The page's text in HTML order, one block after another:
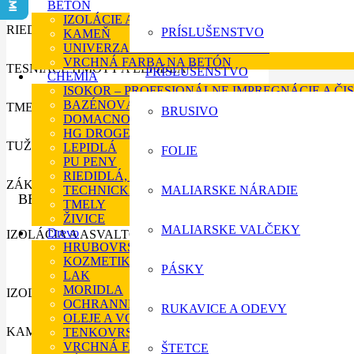
PRÍSLUŠENSTVO
PRÍSLUŠENSTVO
BRUSIVO
FOLIE
MALIARSKE NÁRADIE
MALIARSKE VALČEKY
PÁSKY
RUKAVICE A ODEVY
ŠTETCE
BETÓN
IZOLÁCIE A ASFALTOVE NÁTERY
KAMEŇ
UNIVERZALNÁ FARBA NA BETÓN
VRCHNÁ FARBA NA BETÓN
CHEMIA
ISOKOR – PROFESIONÁLNE IMPREGNÁCIE A
BAZÉNOVÁ CHÉMIA
DOMACNOSŤ
HG DROGERIA
LEPIDLÁ
PU PENY
RIEDIDLÁ, TUŽIDLÁ A ODSTRAŇOVAČE
TECHNICKÉ KVAPALINY
TMELY
ŽIVICE
Drevo
HRUBOVRSTVÉ LAZÚRY
KOZMETIKA PRE DREVO
LAK
MORIDLA
OCHRANNÉ NAPUŠŤADLO
OLEJE A VOSKY
TENKOVRSTVÉ LAZÚRY
VRCHNÁ FARBA NA DREVO
RIEDIDLÁ A ODMASŤOVAČE
TESNIACE HMOTY A LEPIDLÁ
TMELY
TUŽIDLA
ZÁKLADNÉ FARBY
BETÓN
IZOLÁCIA A ASVALTOVE NÁTERY
IZOLÁCIE A ASFALTOVE NÁTERY
KAMEŇ